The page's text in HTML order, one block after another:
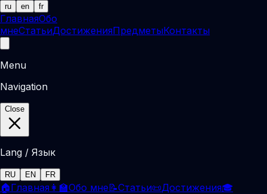
ru en fr
ГлавнаяОбо
мнеСтатьиДостиженияПредметыКонтакты
Menu
Navigation
Close
Lang / Язык
RU EN FR
🏠Главная 👩‍🏫Обо мне📝Статьи📜Достижения🎓